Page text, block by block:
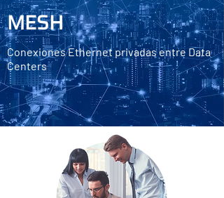
MESH
Conexiones Ethernet privadas entre Data
Centers